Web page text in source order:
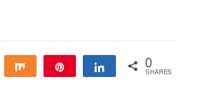
Tweet Share Share 0
SHARES